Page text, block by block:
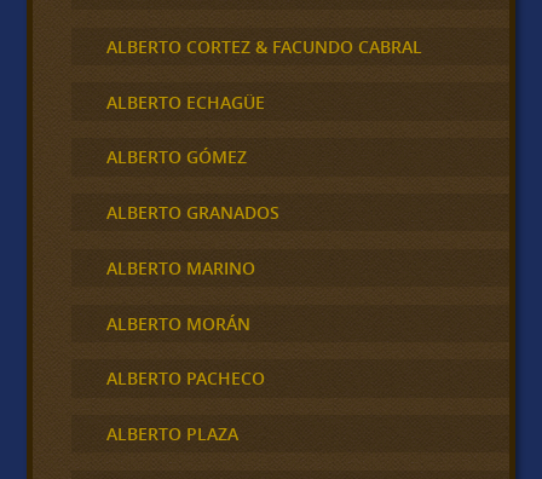
ALBERTO CORTEZ & FACUNDO CABRAL
ALBERTO ECHAGÜE
ALBERTO GÓMEZ
ALBERTO GRANADOS
ALBERTO MARINO
ALBERTO MORÁN
ALBERTO PACHECO
ALBERTO PLAZA